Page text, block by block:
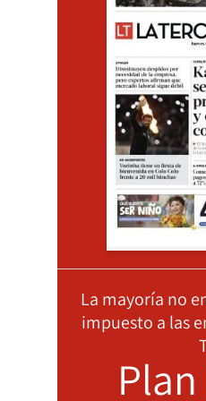
La mayoría no
impuesto a las